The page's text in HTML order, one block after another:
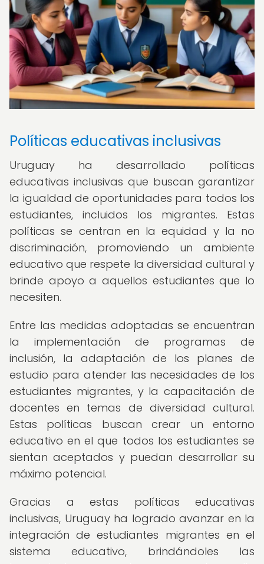
Políticas educativas inclusivas
Uruguay ha desarrollado políticas
educativas inclusivas que buscan garantizar
la igualdad de oportunidades para todos los
estudiantes, incluidos los migrantes. Estas
políticas se centran en la equidad y la no
discriminación, promoviendo un ambiente
educativo que respete la diversidad cultural y
brinde apoyo a aquellos estudiantes que lo
necesiten.
Entre las medidas adoptadas se encuentran
la implementación de programas de
inclusión, la adaptación de los planes de
estudio para atender las necesidades de los
estudiantes migrantes, y la capacitación de
docentes en temas de diversidad cultural.
Estas políticas buscan crear un entorno
educativo en el que todos los estudiantes se
sientan aceptados y puedan desarrollar su
máximo potencial.
Gracias a estas políticas educativas
inclusivas, Uruguay ha logrado avanzar en la
integración de estudiantes migrantes en el
sistema educativo, brindándoles las